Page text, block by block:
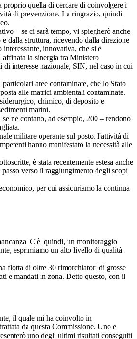
proprio quella di cercare di coinvolgere i
di prevenzione. La ringrazio, quindi,
– se ci sarà tempo, vi spiegherò anche
dalla struttura, ricevendo dalla direzione
innovativa, che si è
la sinergia tra Ministero
interesse nazionale, SIN, nel caso in cui
aree contaminate, che lo Stato
alle matrici ambientali contaminate.
chimico, di deposito e
marini.
ne contano, ad esempio, 200 – rendono
militare operante sul posto, l'attività di
hanno manifestato la necessità alle
è stata recentemente estesa anche
verso il raggiungimento degli scopi
per cui assicuriamo la continua
C'è, quindi, un monitoraggio
esprimiamo un alto livello di qualità.
flotta di oltre 30 rimorchiatori di grosse
e mandati in zona. Detto questo, con il
il quale mi ha coinvolto in
da questa Commissione. Uno è
uno degli ultimi risultati conseguiti